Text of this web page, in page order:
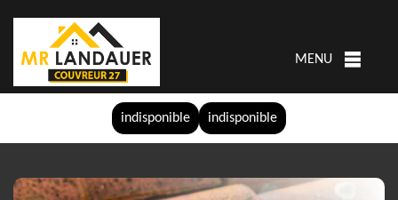
indisponible indisponible
MENU